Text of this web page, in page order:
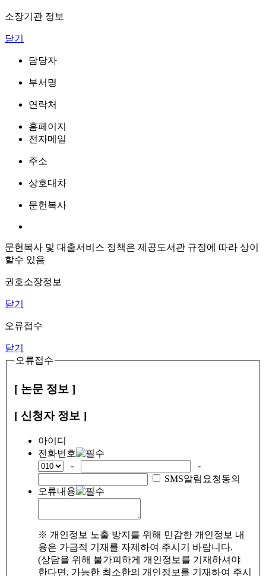
소장기관 정보
닫기
담당자
부서명
연락처
홈페이지
전자메일
주소
상호대차
문헌복사
문헌복사 및 대출서비스 정책은 제공도서관 규정에 따라 상이
할수 있음
권호소장정보
닫기
오류접수
닫기
오류접수
[ 논문 정보 ]
[ 신청자 정보 ]
아이디
전화번호
-
-
SMS알림요청동의
오류내용
※ 개인정보 노출 방지를 위해 민감한 개인정보 내
용은 가급적 기재를 자제하여 주시기 바랍니다.
(상담을 위해 불가피하게 개인정보를 기재하셔야
한다면, 가능한 최소한의 개인정보를 기재하여 주시